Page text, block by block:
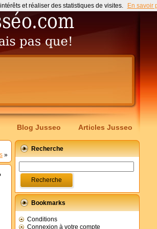
Blog Jusseo Articles Jusseo
»
Recherche
Bookmarks
Conditions
Connexion à votre compte
et réaliser des statistiques de visites. En savoir